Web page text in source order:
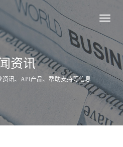
资讯
讯、API产品、帮助支持等信息